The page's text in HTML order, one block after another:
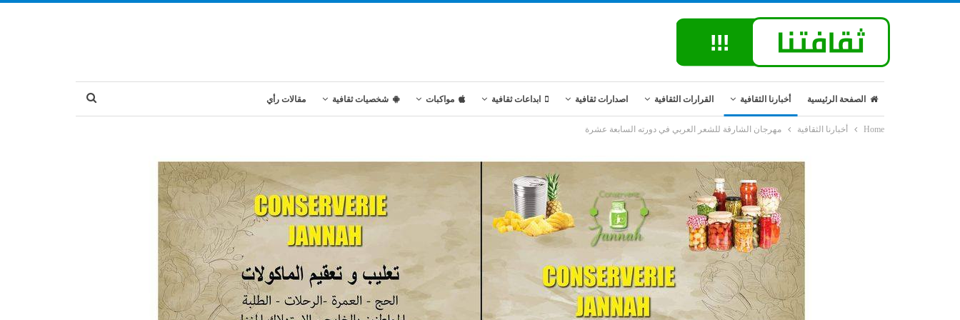
الصفحة الرئيسية أخبارنا الثقافية القرارات الثقافية اصدارات ثقافية ابداعات ثقافية مواكبات شخصيات ثقافية مقالات رأي
Home أخبارنا الثقافية مهرجان الشارقة للشعر العربي في دورته السابعة عشرة